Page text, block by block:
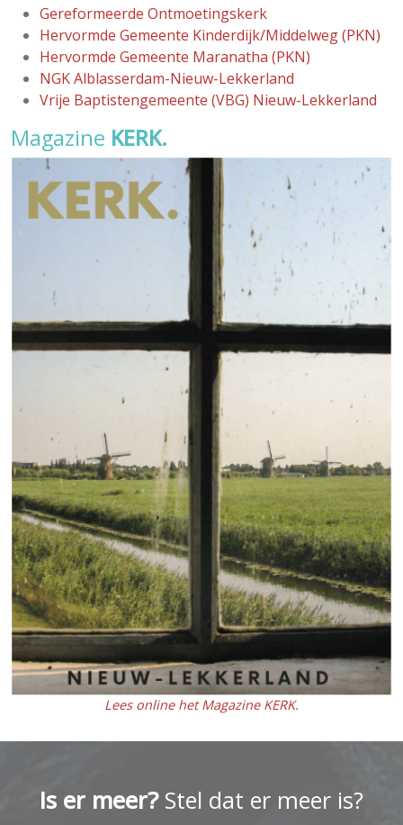
Gereformeerde Ontmoetingskerk
Hervormde Gemeente Kinderdijk/Middelweg (PKN)
Hervormde Gemeente Maranatha (PKN)
NGK Alblasserdam-Nieuw-Lekkerland
Vrije Baptistengemeente (VBG) Nieuw-Lekkerland
Magazine KERK.
Lees online het Magazine KERK.
Is er meer?Stel dat er meer is?